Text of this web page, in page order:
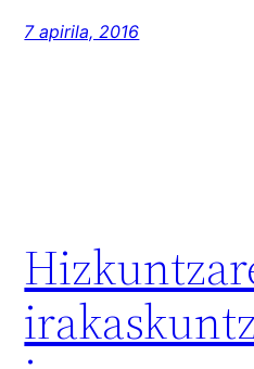
7 apirila, 2016